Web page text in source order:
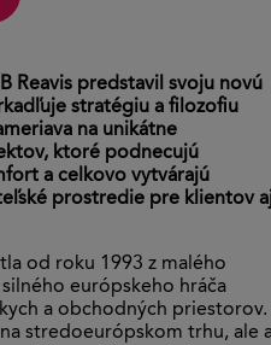
Reavis predstavil svoju novú
stratégiu a filozofiu
na unikátne
ktoré podnecujú
a celkovo vytvárajú
prostredie pre klientov
od roku 1993 z malého
európskeho hráča
a obchodných priestorov.
stredoeurópskom trhu, ale